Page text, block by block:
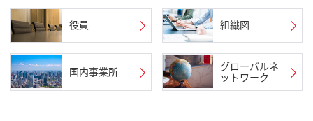
役員 組織図
国内事業所
グローバルネ
ットワーク